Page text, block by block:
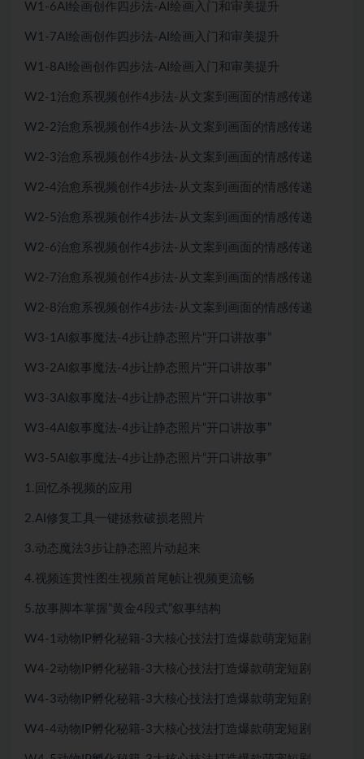
W1-6AI绘画创作四步法-AI绘画入门和审美提升
W1-7AI绘画创作四步法-AI绘画入门和审美提升
W1-8AI绘画创作四步法-AI绘画入门和审美提升
W2-1治愈系视频创作4步法-从文案到画面的情感传递
W2-2治愈系视频创作4步法-从文案到画面的情感传递
W2-3治愈系视频创作4步法-从文案到画面的情感传递
W2-4治愈系视频创作4步法-从文案到画面的情感传递
W2-5治愈系视频创作4步法-从文案到画面的情感传递
W2-6治愈系视频创作4步法-从文案到画面的情感传递
W2-7治愈系视频创作4步法-从文案到画面的情感传递
W2-8治愈系视频创作4步法-从文案到画面的情感传递
W3-1AI叙事魔法-4步让静态照片“开口讲故事”
W3-2AI叙事魔法-4步让静态照片“开口讲故事”
W3-3AI叙事魔法-4步让静态照片“开口讲故事”
W3-4AI叙事魔法-4步让静态照片“开口讲故事”
W3-5AI叙事魔法-4步让静态照片“开口讲故事”
1.回忆杀视频的应用
2.AI修复工具一键拯救破损老照片
3.动态魔法3步让静态照片动起来
4.视频连贯性图生视频首尾帧让视频更流畅
5.故事脚本掌握”黄金4段式”叙事结构
W4-1动物IP孵化秘籍-3大核心技法打造爆款萌宠短剧
W4-2动物IP孵化秘籍-3大核心技法打造爆款萌宠短剧
W4-3动物IP孵化秘籍-3大核心技法打造爆款萌宠短剧
W4-4动物IP孵化秘籍-3大核心技法打造爆款萌宠短剧